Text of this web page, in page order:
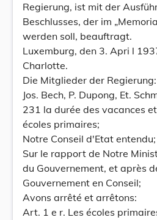
Regierung, ist mit der
Beschlusses, der im
werden soll, beauftragt.
Luxemburg, den 3. Apri l
Charlotte.
Die Mitglieder der Regierung:
Jos. Bech, P. Dupong, Et.
231 la durée des vacances
écoles primaires;
Notre Conseil d'Etat entendu;
Sur le rapport de Notre
du Gouvernement, et après
Gouvernement en Conseil;
Avons arrêté et arrêtons:
Art. 1 e r. Les écoles